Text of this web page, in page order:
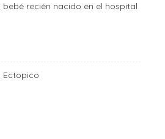
bebé recién nacido en el hospital
Ectopico